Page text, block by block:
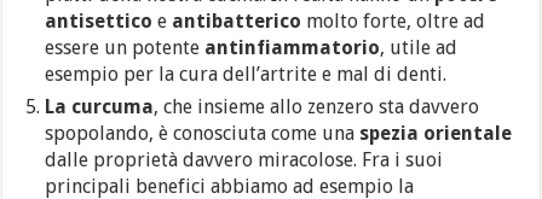
antisettico e antibatterico molto forte, oltre ad
essere un potente antinfiammatorio, utile ad
esempio per la cura dell’artrite e mal di denti.
La curcuma, che insieme allo zenzero sta davvero
spopolando, è conosciuta come una spezia orientale
dalle proprietà davvero miracolose. Fra i suoi
principali benefici abbiamo ad esempio la